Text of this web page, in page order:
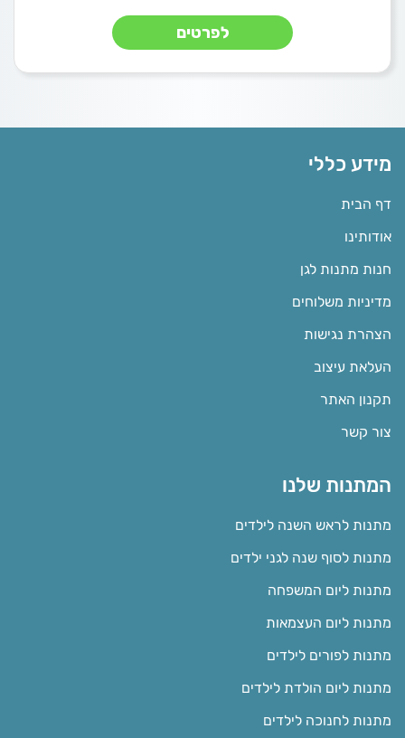
לפרטים
מידע כללי
דף הבית
אודותינו
חנות מתנות לגן
מדיניות משלוחים
הצהרת נגישות
העלאת עיצוב
תקנון האתר
צור קשר
המתנות שלנו
מתנות לראש השנה לילדים
מתנות לסוף שנה לגני ילדים
מתנות ליום המשפחה
מתנות ליום העצמאות
מתנות לפורים לילדים
מתנות ליום הולדת לילדים
מתנות לחנוכה לילדים